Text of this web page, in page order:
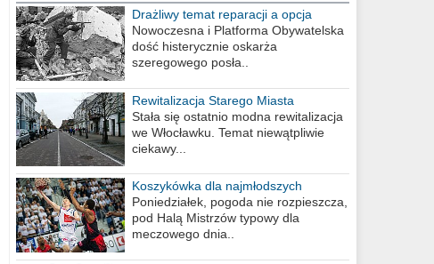
Drażliwy temat reparacji a opcja
berlińska
Nowoczesna i Platforma Obywatelska
dość histerycznie oskarża
szeregowego posła..
Rewitalizacja Starego Miasta
Stała się ostatnio modna rewitalizacja
we Włocławku. Temat niewątpliwie
ciekawy...
Koszykówka dla najmłodszych
Poniedziałek, pogoda nie rozpieszcza,
pod Halą Mistrzów typowy dla
meczowego dnia..